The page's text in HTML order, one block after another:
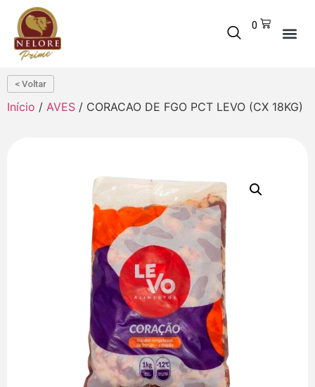
0
< Voltar
Início / AVES / CORACAO DE FGO PCT LEVO (CX 18KG)